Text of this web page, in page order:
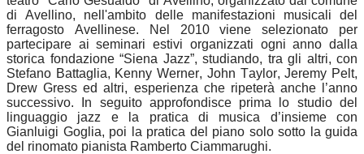
di Avellino, nell'ambito delle manifestazioni musicali del
ferragosto Avellinese. Nel 2010 viene selezionato per
partecipare ai seminari estivi organizzati ogni anno dalla
storica fondazione “Siena Jazz”, studiando, tra gli altri, con
Stefano Battaglia, Kenny Werner, John Taylor, Jeremy Pelt,
Drew Gress ed altri, esperienza che ripeterà anche l’anno
successivo. In seguito approfondisce prima lo studio del
linguaggio jazz e la pratica di musica d’insieme con
Gianluigi Goglia, poi la pratica del piano solo sotto la guida
del rinomato pianista Ramberto Ciammarughi.